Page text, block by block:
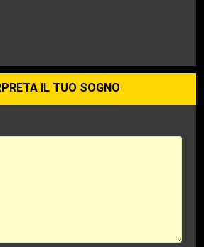
IL TUO SOGNO